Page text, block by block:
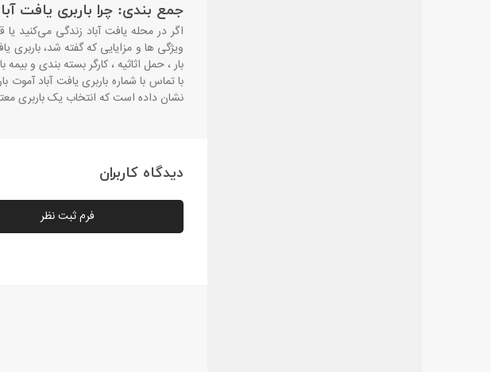
جمع ‌بندی: چرا باربری یافت
اگر در محله یافت آباد زندگی می‌کنید
ویژگی ‌ها و مزایایی که گفته شد، باربری
بار ، حمل اثاثیه ، کارگر بسته ‌بندی و
با تماس با شماره باربری یافت آباد
نشان داده است که انتخاب یک باربری
دیدگاه کاربران
فرم ثبت نظر